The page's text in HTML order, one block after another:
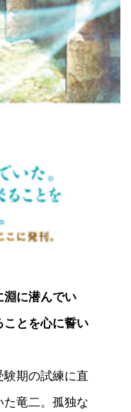
淵に潜んでい
ことを心に誓い
期の試練に直
竜二。孤独な